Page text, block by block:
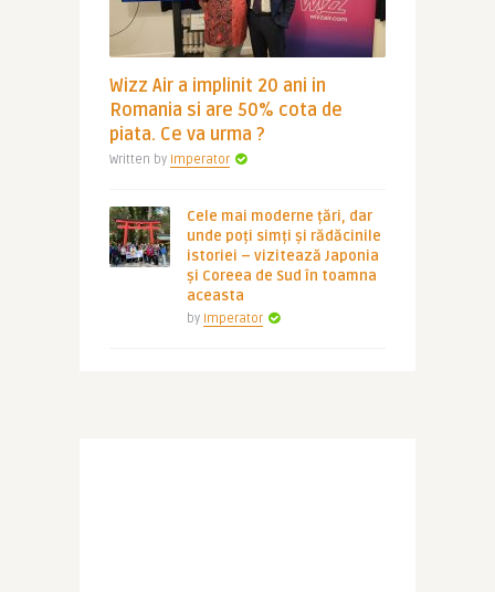
Wizz Air a implinit 20 ani in
Romania si are 50% cota de
piata. Ce va urma ?
Written by Imperator
Cele mai moderne țări, dar
unde poți simți și rădăcinile
istoriei – vizitează Japonia
și Coreea de Sud în toamna
aceasta
by Imperator